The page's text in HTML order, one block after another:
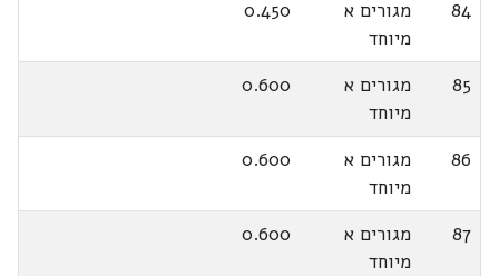
84
מגורים א
מיוחד
0.450
85
מגורים א
מיוחד
0.600
86
מגורים א
מיוחד
0.600
87
מגורים א
מיוחד
0.600